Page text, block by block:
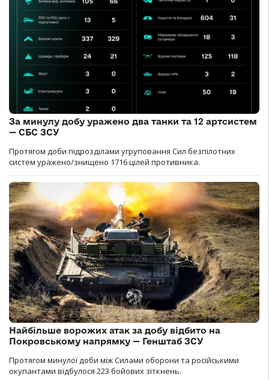
За минулу добу уражено два танки та 12 артсистем
— СБС ЗСУ
Протягом доби підрозділами угруповання Сил безпілотних
систем уражено/знищено 1716 цілей противника.
Найбільше ворожих атак за добу відбито на
Покровському напрямку — Генштаб ЗСУ
Протягом минулої доби між Силами оборони та російськими
окупантами відбулося 223 бойових зіткнень.